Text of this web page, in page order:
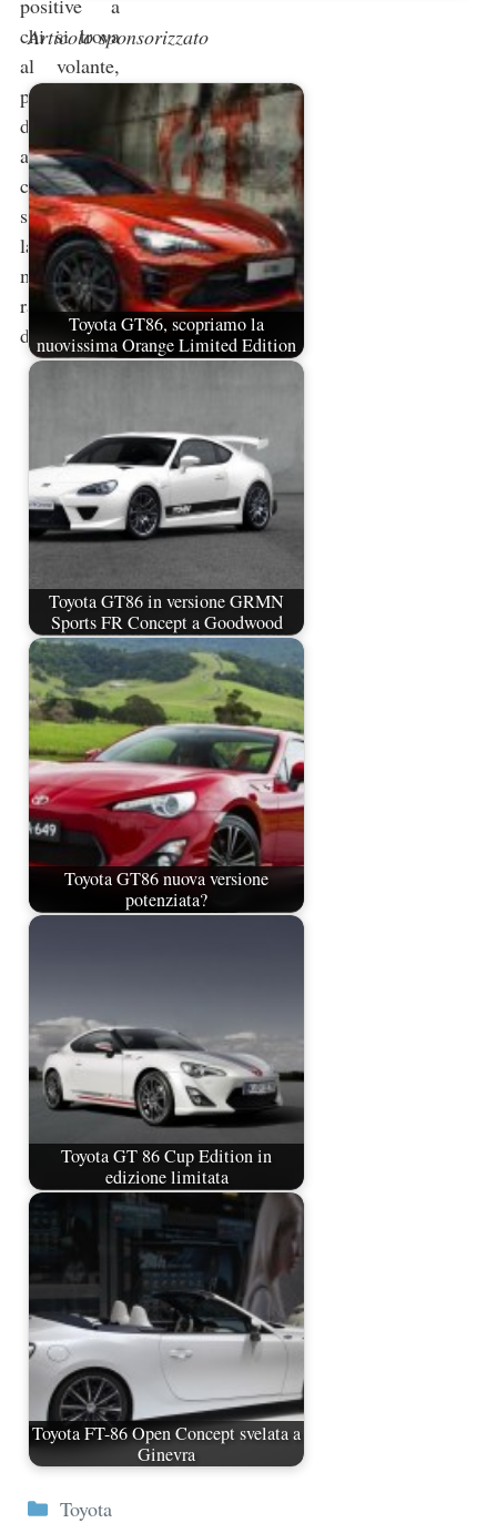
positive a
chi si trova
al volante,
permettendo
di divertirsi
ad ogni
curva
sfruttando
la
meccanica
raffinata
dell'auto.
Articolo sponsorizzato
Toyota GT86, scopriamo la
nuovissima Orange Limited Edition
Toyota GT86 in versione GRMN
Sports FR Concept a Goodwood
Toyota GT86 nuova versione
potenziata?
Toyota GT 86 Cup Edition in
edizione limitata
Toyota FT-86 Open Concept svelata a
Ginevra
Categorie
Toyota